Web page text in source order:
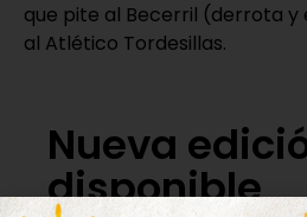
que pite al Becerril (derrota
al Atlético Tordesillas.
Nueva
disponible